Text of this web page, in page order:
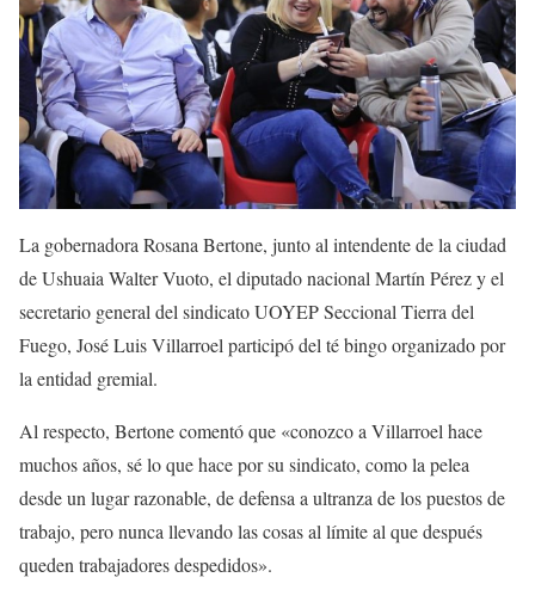
La gobernadora Rosana Bertone, junto al intendente de la ciudad
de Ushuaia Walter Vuoto, el diputado nacional Martín Pérez y el
secretario general del sindicato UOYEP Seccional Tierra del
Fuego, José Luis Villarroel participó del té bingo organizado por
la entidad gremial.
Al respecto, Bertone comentó que «conozco a Villarroel hace
muchos años, sé lo que hace por su sindicato, como la pelea
desde un lugar razonable, de defensa a ultranza de los puestos de
trabajo, pero nunca llevando las cosas al límite al que después
queden trabajadores despedidos».